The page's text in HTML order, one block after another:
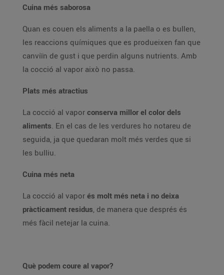
Cuina més saborosa
Quan es couen els aliments a la paella o es bullen,
les reaccions químiques que es produeixen fan que
canviïn de gust i que perdin alguns nutrients. Amb
la cocció al vapor això no passa.
Plats més atractius
La cocció al vapor conserva millor el color dels
aliments. En el cas de les verdures ho notareu de
seguida, ja que quedaran molt més verdes que si
les bulliu.
Cuina més neta
La cocció al vapor és molt més neta i no deixa
pràcticament residus, de manera que després és
més fàcil netejar la cuina.
Què podem coure al vapor?